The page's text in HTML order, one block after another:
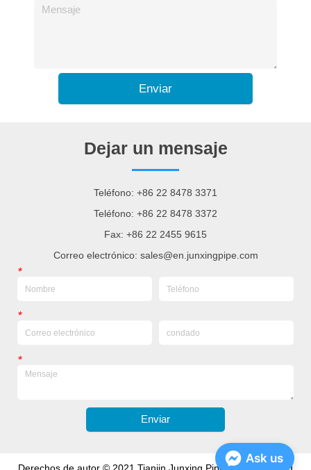
Enviar
Dejar un mensaje
Teléfono: +86 22 8478 3371
Teléfono: +86 22 8478 3372
Fax: +86 22 2455 9615
Correo electrónico: sales@en.junxingpipe.com
*
*
*
Enviar
Derechos de autor © 2021 Tianjin Junxing Pipe Group Co., Ltd
Ask us